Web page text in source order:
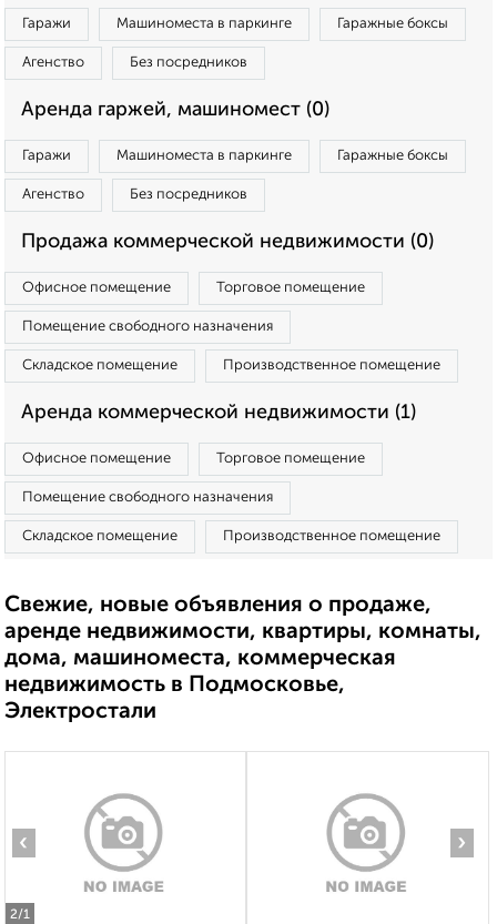
Гаражи Машиноместа в паркинге Гаражные боксы
Агенство Без посредников
Аренда гаржей, машиномест (0)
Гаражи Машиноместа в паркинге Гаражные боксы
Агенство Без посредников
Продажа коммерческой недвижимости (0)
Офисное помещение Торговое помещение
Помещение свободного назначения
Складское помещение Производственное помещение
Аренда коммерческой недвижимости (1)
Офисное помещение Торговое помещение
Помещение свободного назначения
Складское помещение Производственное помещение
Свежие, новые объявления о продаже,
аренде недвижимости, квартиры, комнаты,
дома, машиноместа, коммерческая
недвижимость в Подмосковье,
Электростали
2/1
‹ ›